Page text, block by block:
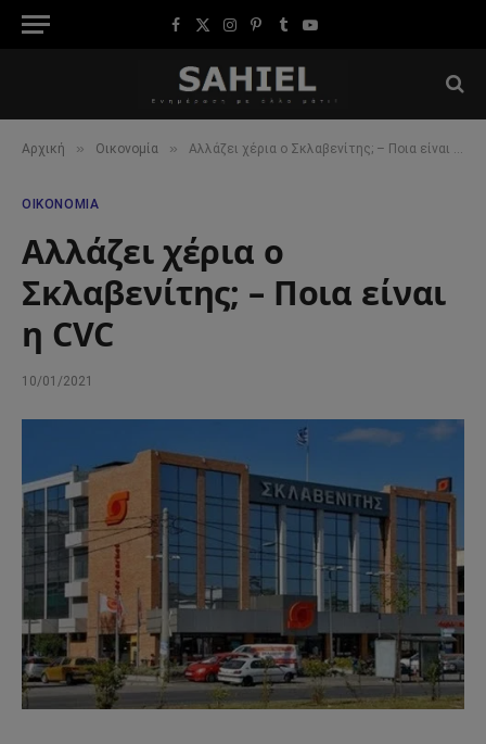
Facebook
X
Instagram
Pinterest
TumblrYouTube
Αρχική » Οικονομία » Αλλάζει χέρια ο Σκλαβενίτης; – Ποια είναι η CVC
ΟΙΚΟΝΟΜΊΑ
Αλλάζει χέρια ο
Σκλαβενίτης; – Ποια είναι
η CVC
10/01/2021